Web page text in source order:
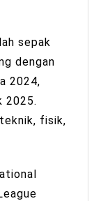
sepak
dengan
2024,
2025.
fisik,